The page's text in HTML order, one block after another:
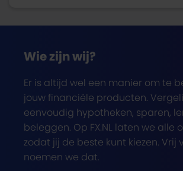
Wie zijn wij?
Er is altijd wel een manier om te
jouw financiële producten.
eenvoudig hypotheken, sparen,
beleggen. Op FX.NL laten we alle
zodat jij de beste kunt kiezen. Vrij
noemen we dat.